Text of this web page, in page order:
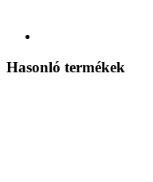
Hasonló termékek